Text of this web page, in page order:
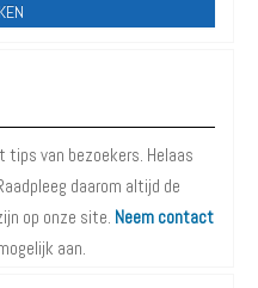
van bezoekers. Helaas
daarom altijd de
op onze site. Neem contact
aan.